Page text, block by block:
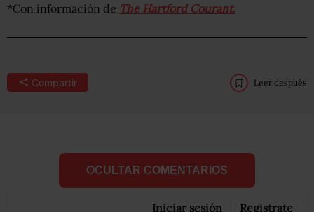
*Con información de The Hartford Courant.
Compartir Leer después
OCULTAR COMENTARIOS
Iniciar sesión Registrate